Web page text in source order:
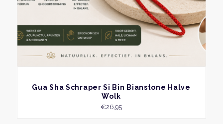
BEKIJK
Gua Sha Schraper Si Bin Bianstone Halve
Wolk
€26,95